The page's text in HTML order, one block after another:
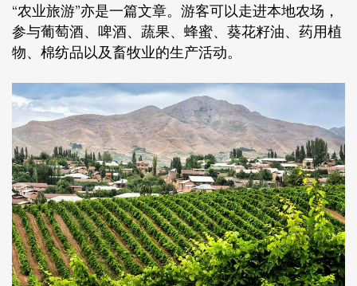
“农业旅游”亦是一篇文章。游客可以走进本地农场，
参与葡萄酒、啤酒、蔬果、蜂蜜、葵花籽油、药用植
物、棉纺品以及畜牧业的生产活动。